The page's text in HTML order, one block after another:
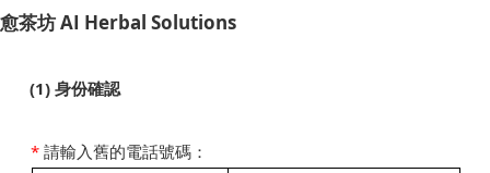
​愈茶坊 AI Herbal Solutions
(1) 身份確認
* 請輸入舊的電話號碼：